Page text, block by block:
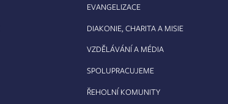
EVANGELIZACE
DIAKONIE, CHARITA A MISIE
VZDĚLÁVÁNÍ A MÉDIA
SPOLUPRACUJEME
ŘEHOLNÍ KOMUNITY